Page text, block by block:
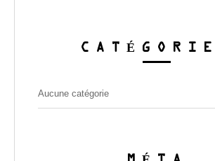
Aucune catégorie